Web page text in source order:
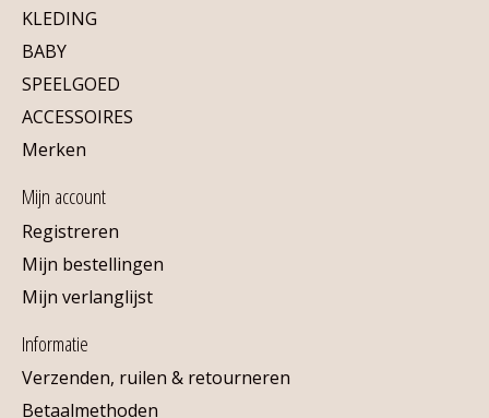
KLEDING
BABY
SPEELGOED
ACCESSOIRES
Merken
Mijn account
Registreren
Mijn bestellingen
Mijn verlanglijst
Informatie
Verzenden, ruilen & retourneren
Betaalmethoden